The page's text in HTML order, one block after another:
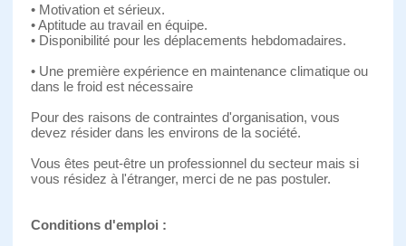
• Motivation et sérieux.
• Aptitude au travail en équipe.
• Disponibilité pour les déplacements hebdomadaires.
• Une première expérience en maintenance climatique ou
dans le froid est nécessaire
Pour des raisons de contraintes d'organisation, vous
devez résider dans les environs de la société.
Vous êtes peut-être un professionnel du secteur mais si
vous résidez à l'étranger, merci de ne pas postuler.
Conditions d'emploi :